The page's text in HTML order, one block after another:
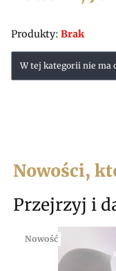
Produkty: Brak
Lista
W tej kategorii nie ma
Nowości,
Przejrzyj i
Nowość